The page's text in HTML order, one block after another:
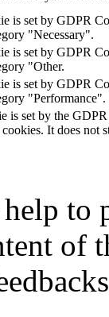
is set by GDPR
"Necessary".
is set by GDPR
"Other.
is set by GDPR
"Performance".
is set by the
It does not
to
of